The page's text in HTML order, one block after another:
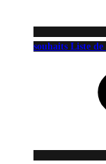
souhaits Liste de